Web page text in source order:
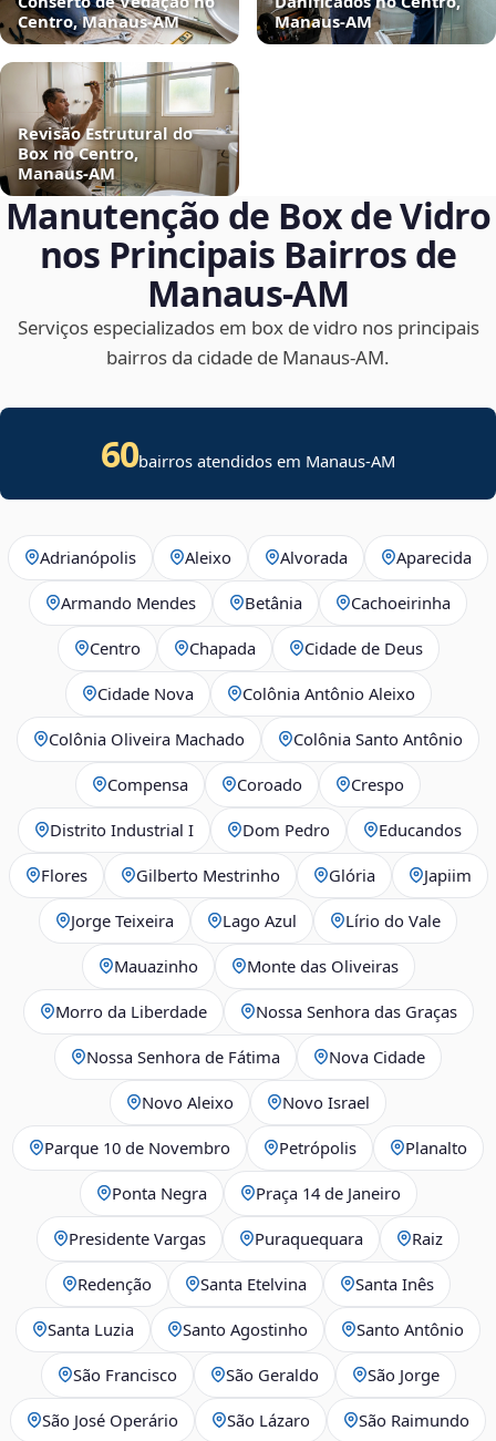
Centro, Manaus‑AM
Manaus‑AM
Revisão Estrutural do
Box no Centro,
Manaus‑AM
Manutenção de Box de Vidro
nos Principais Bairros de
Manaus‑AM
Serviços especializados em box de vidro nos principais
bairros da cidade de Manaus‑AM.
60bairros atendidos em Manaus-AM
Adrianópolis Aleixo Alvorada Aparecida
Armando Mendes Betânia Cachoeirinha
Centro Chapada Cidade de Deus
Cidade Nova Colônia Antônio Aleixo
Colônia Oliveira Machado Colônia Santo Antônio
Compensa Coroado Crespo
Distrito Industrial I Dom Pedro Educandos
Flores Gilberto Mestrinho Glória Japiim
Jorge Teixeira Lago Azul Lírio do Vale
Mauazinho Monte das Oliveiras
Morro da Liberdade Nossa Senhora das Graças
Nossa Senhora de Fátima Nova Cidade
Novo Aleixo Novo Israel
Parque 10 de Novembro Petrópolis Planalto
Ponta Negra Praça 14 de Janeiro
Presidente Vargas Puraquequara Raiz
Redenção Santa Etelvina Santa Inês
Santa Luzia Santo Agostinho Santo Antônio
São Francisco São Geraldo São Jorge
São José Operário São Lázaro São Raimundo